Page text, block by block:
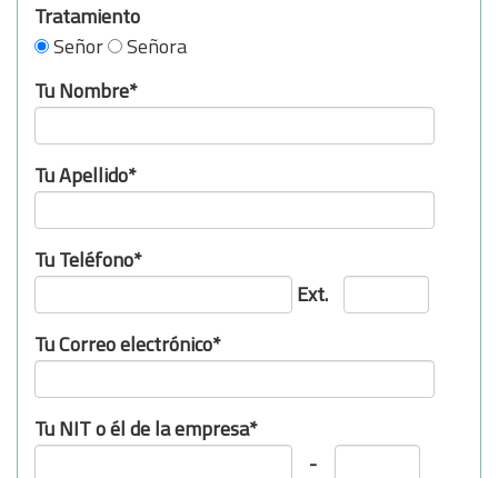
Tratamiento
Señor
Señora
Tu Nombre*
Tu Apellido*
Tu Teléfono*
Ext.
Tu Correo electrónico*
Tu NIT o él de la empresa*
-